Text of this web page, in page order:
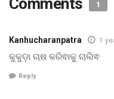
1
Kanhucharanpatra 1
କୁକୁଡ଼ା ଚାଷ କରିଵାକୁ ଚାଲିଵ
Reply